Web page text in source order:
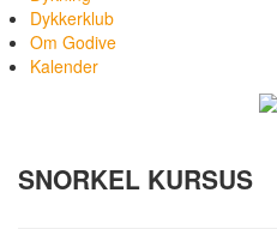
Dykkerklub
Om Godive
Kalender
SNORKEL KURSUS